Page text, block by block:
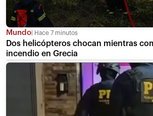
Mundo Hace 7 minutos
Dos helicópteros chocan mientras
incendio en Grecia